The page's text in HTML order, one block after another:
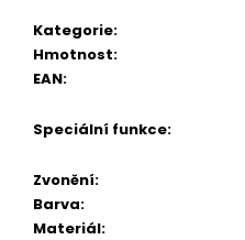
Kategorie:
Hmotnost:
EAN:
Speciální funkce:
Zvonění:
Barva:
Materiál:
u
e
e